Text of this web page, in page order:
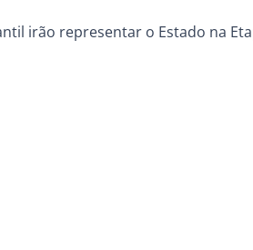
irão representar o Estado na